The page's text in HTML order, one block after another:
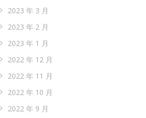
2023 年 3 月
2023 年 2 月
2023 年 1 月
2022 年 12 月
2022 年 11 月
2022 年 10 月
2022 年 9 月